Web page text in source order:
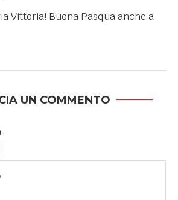
Vittoria! Buona Pasqua anche a
UN COMMENTO